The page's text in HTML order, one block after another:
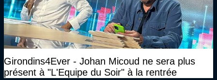
Girondins4Ever - Johan Micoud ne sera plus
présent à "L'Equipe du Soir" à la rentrée